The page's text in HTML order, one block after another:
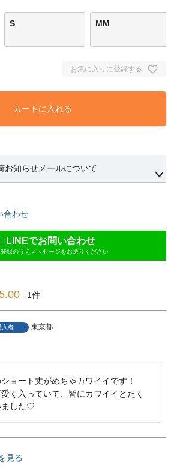
S MM
お気に入りに登録する
カートに入れる
お知らせメールについて
合わせ
LINEでお問い合わせ
録のうえメッセージをお送りください
5.00 1
入者
東京都
ョート丈がめちゃカワイイです！
く入っていて、皆にカワイイとたく
ました♡
見る